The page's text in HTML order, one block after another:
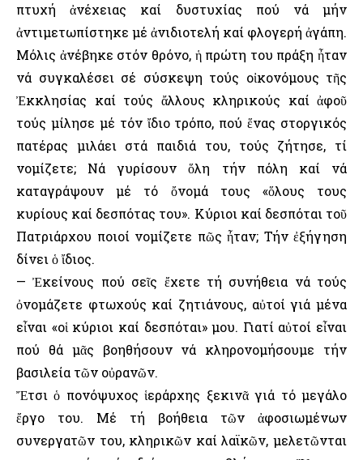
πτυχή ἀνέχειας καί δυστυχίας πού νά μήν
ἀντιμετωπίστηκε μέ ἀνιδιοτελή καί φλογερή ἀγάπη.
Μόλις ἀνέβηκε στόν θρόνο, ἡ πρώτη του πράξη ἦταν
νά συγκαλέσει σέ σύσκεψη τούς οἰκονόμους τῆς
Ἐκκλησίας καί τούς ἄλλους κληρικούς καί ἀφοῦ
τούς μίλησε μέ τόν ἴδιο τρόπο, πού ἕνας στοργικός
πατέρας μιλάει στά παιδιά του, τούς ζήτησε, τί
νομίζετε; Νά γυρίσουν ὅλη τήν πόλη καί νά
καταγράψουν μέ τό ὄνομά τους «ὅλους τους
κυρίους καί δεσπότας του». Κύριοι καί δεσπόται τοῦ
Πατριάρχου ποιοί νομίζετε πῶς ἦταν; Τήν ἐξήγηση
δίνει ὁ ἴδιος.
— Ἐκείνους πού σεῖς ἔχετε τή συνήθεια νά τούς
ὀνομάζετε φτωχούς καί ζητιάνους, αὐτοί γιά μένα
εἶναι «οἱ κύριοι καί δεσπόται» μου. Γιατί αὐτοί εἶναι
πού θά μᾶς βοηθήσουν νά κληρονομήσουμε τήν
βασιλεία τῶν οὐρανῶν.
Ἔτσι ὁ πονόψυχος ἱεράρχης ξεκινᾶ γιά τό μεγάλο
ἔργο του. Μέ τή βοήθεια τῶν ἀφοσιωμένων
συνεργατῶν του, κληρικῶν καί λαϊκῶν, μελετῶνται